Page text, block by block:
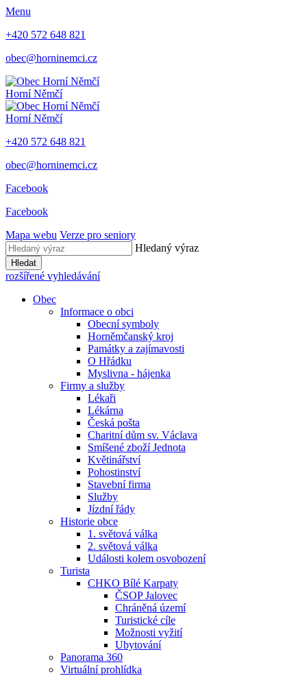
Menu
+420 572 648 821
obec@horninemci.cz
Horní Němčí
Horní Němčí
+420 572 648 821
obec@horninemci.cz
Facebook
Facebook
Mapa webu Verze pro seniory
Hledaný výraz
Hledat
rozšířené vyhledávání
Obec
Informace o obci
Obecní symboly
Horněmčanský kroj
Památky a zajímavosti
O Hřádku
Myslivna - hájenka
Firmy a služby
Lékaři
Lékárna
Česká pošta
Charitní dům sv. Václava
Smíšené zboží Jednota
Květinářství
Pohostinství
Stavební firma
Služby
Jízdní řády
Historie obce
1. světová válka
2. světová válka
Události kolem osvobození
Turista
CHKO Bílé Karpaty
ČSOP Jalovec
Chráněná území
Turistické cíle
Možnosti vyžití
Ubytování
Panorama 360
Virtuální prohlídka